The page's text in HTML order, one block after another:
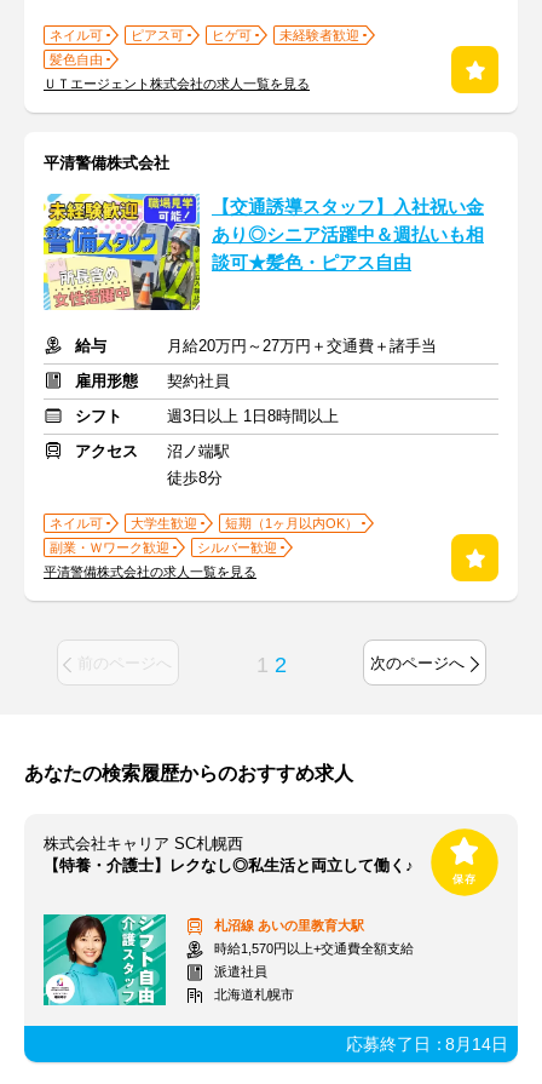
ネイル可 ピアス可 ヒゲ可
未経験者歓迎
髪色自由
ＵＴエージェント株式会社の求人一覧を見る
平清警備株式会社
【交通誘導スタッフ】入社祝い金
あり◎シニア活躍中＆週払いも相
談可★髪色・ピアス自由
給与
月給20万円～27万円＋交通費＋諸手当
雇用形態
契約社員
シフト
週3日以上 1日8時間以上
アクセス
沼ノ端駅
徒歩8分
ネイル可 大学生歓迎
短期（1ヶ月以内OK）
副業・Ｗワーク歓迎
シルバー歓迎
平清警備株式会社の求人一覧を見る
前のページへ 1 2 次のページへ
あなたの検索履歴からのおすすめ求人
株式会社キャリア SC札幌西
【特養・介護士】レクなし◎私生活と両立して働く♪
札沼線 あいの里教育大駅
時給1,570円以上+交通費全額支給
派遣社員
北海道札幌市
応募終了日：8月14日